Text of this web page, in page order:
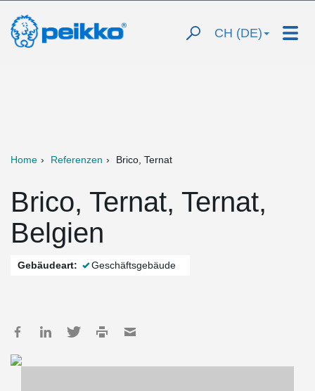
CH (DE)
Home Referenzen Brico, Ternat
Brico, Ternat, Ternat,
Belgien
Gebäudeart: Geschäftsgebäude